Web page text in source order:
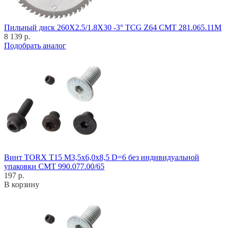
Пильный диск 260X2.5/1.8X30 -3° TCG Z64 CMT 281.065.11M
8 139 р.
Подобрать аналог
Винт TORX T15 M3,5x6,0x8,5 D=6 без индивидуальной
упаковки CMT 990.077.00/65
197 р.
В корзину